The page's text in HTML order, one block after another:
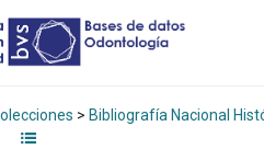
> Bibliografía Nacional